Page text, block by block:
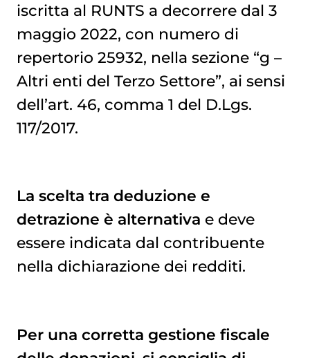
iscritta al RUNTS a decorrere dal 3
maggio 2022, con numero di
repertorio 25932, nella sezione “g –
Altri enti del Terzo Settore”, ai sensi
dell’art. 46, comma 1 del D.Lgs.
117/2017.
La scelta tra deduzione e
detrazione è alternativa e deve
essere indicata dal contribuente
nella dichiarazione dei redditi.
Per una corretta gestione fiscale